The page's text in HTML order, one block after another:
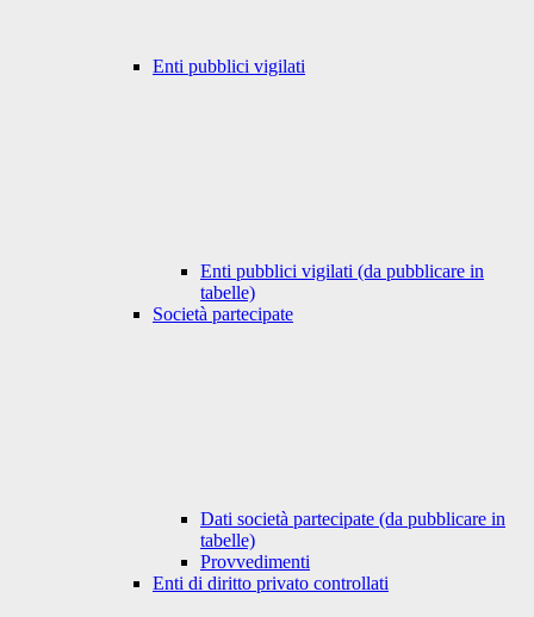
Enti pubblici vigilati
Enti pubblici vigilati (da pubblicare in
tabelle)
Società partecipate
Dati società partecipate (da pubblicare in
tabelle)
Provvedimenti
Enti di diritto privato controllati